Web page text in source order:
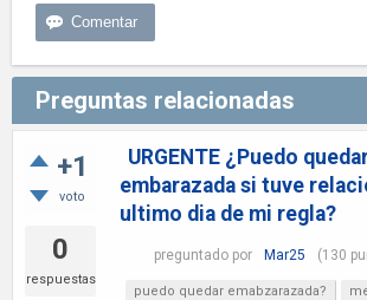
Preguntas relacionadas
+1
voto
0
respuestas
URGENTE ¿Puedo
embarazada si tuve
ultimo dia de mi regla?
preguntado por Mar25 (130
puedo quedar emabzarazada?